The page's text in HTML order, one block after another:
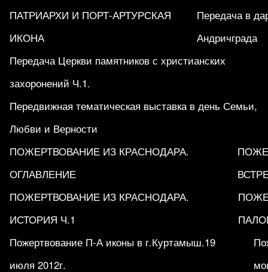
ПАТРИАРХИ И ПОРТ-АРТУРСКАЯ
ИКОНА
Передача в
Андричграда
Передача Церкви памятников с христианских
захоронений Ч.1.
Передвижная тематическая выставка в день Семьи,
Любви и Верности
ПОЖЕРТВОВАНИЕ ИЗ КРАСНОДАРА.
ОГЛАВЛЕНИЕ
ПОЖЕРТВОВАНИЕ ИЗ КРАСНОДАРА.
ИСТОРИЯ Ч.1
Пожертвование П-А иконы в г.Куртамыш.19
июля 2012г.